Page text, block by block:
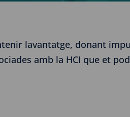
lavantatge, donant
amb la HCI que et